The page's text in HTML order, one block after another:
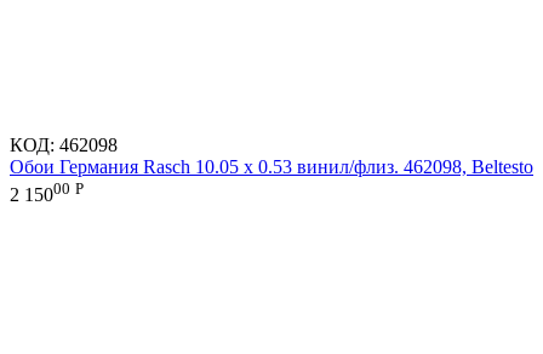
КОД: 462098
Обои Германия Rasch 10.05 х 0.53 винил/флиз. 462098, Beltesto
2 15000 Р